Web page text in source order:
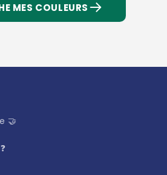
MES COULEURS
🤝